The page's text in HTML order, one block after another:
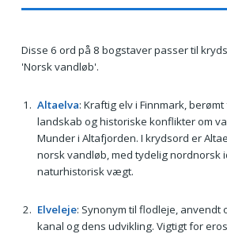
Disse 6 ord på 8 bogstaver passer til
'Norsk vandløb'.
Altaelva: Kraftig elv i Finnmark,
landskab og historiske konflikter om
Munder i Altafjorden. I krydsord er
norsk vandløb, med tydelig nordnorsk
naturhistorisk vægt.
Elveleje: Synonym til flodleje, anvendt
kanal og dens udvikling. Vigtigt for